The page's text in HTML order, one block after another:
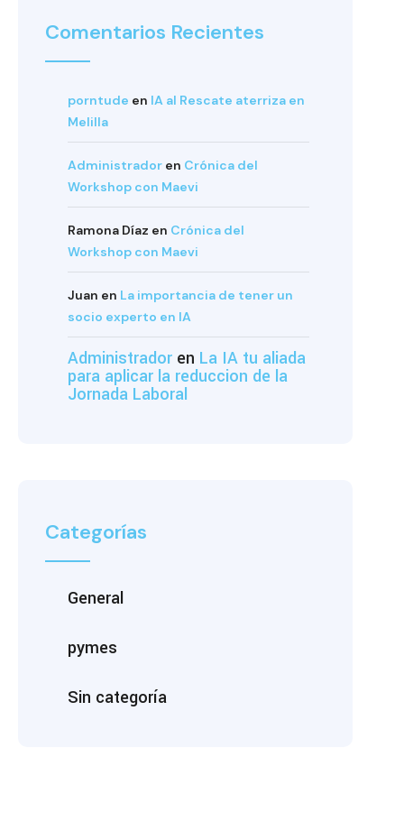
Comentarios Recientes
porntude en IA al Rescate aterriza en
Melilla
Administrador en Crónica del
Workshop con Maevi
Ramona Díaz en Crónica del
Workshop con Maevi
Juan en La importancia de tener un
socio experto en IA
Administrador en La IA tu aliada
para aplicar la reduccion de la
Jornada Laboral
Categorías
General
pymes
Sin categoría